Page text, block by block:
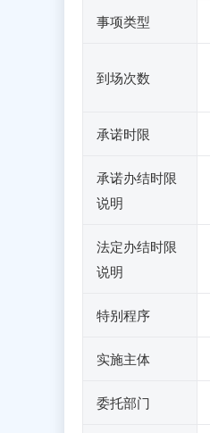
事项类型
到场次数
承诺时限
承诺办结时限
说明
法定办结时限
说明
特别程序
实施主体
委托部门